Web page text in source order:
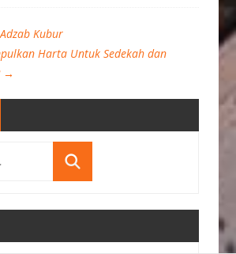
Kubur
Harta Untuk Sedekah dan
→